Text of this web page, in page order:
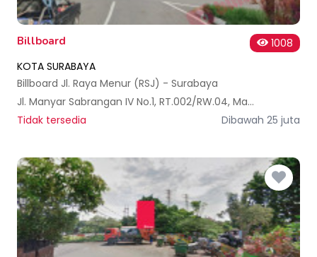
Billboard
1008
KOTA SURABAYA
Billboard Jl. Raya Menur (RSJ) - Surabaya
Jl. Manyar Sabrangan IV No.1, RT.002/RW.04, Manyar Sabrangan, Kec. Mulyorejo, Kota SBY, Jawa Timur 60116, Indonesia
Tidak tersedia
Dibawah 25 juta